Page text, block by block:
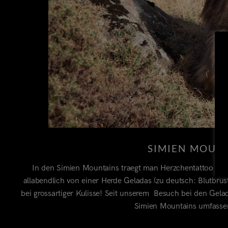
SIMIEN
In den Simien Mountains traegt man Herzchentattoo
allabendlich von einer Herde Geladas (zu deutsch:
bei grossartiger Kulisse! Seit unserem Besuch bei den
Simien Mountains